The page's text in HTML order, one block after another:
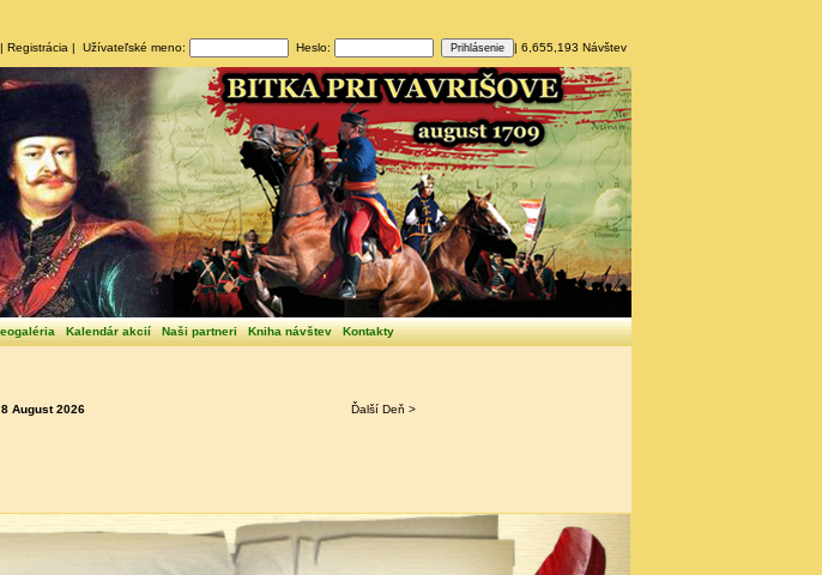
Registrácia | Užívateľské meno: Heslo: | 6,655,193 Návštev
Kalendár akcií Naši partneri Kniha návštev Kontakty
August 2026 Ďalší Deň >